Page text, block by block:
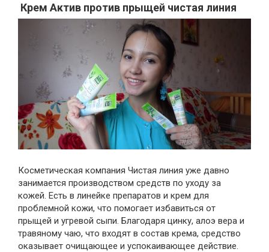
Крем Актив против прыщей чистая линия
Косметическая компания Чистая линия уже давно
занимается производством средств по уходу за
кожей. Есть в линейке препаратов и крем для
проблемной кожи, что помогает избавиться от
прыщей и угревой сыпи. Благодаря цинку, алоэ вера и
травяному чаю, что входят в состав крема, средство
оказывает очищающее и успокаивающее действие.